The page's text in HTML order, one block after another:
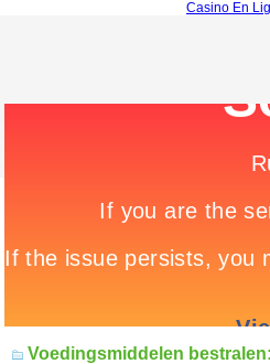
Casino En
Voedingsmiddelen